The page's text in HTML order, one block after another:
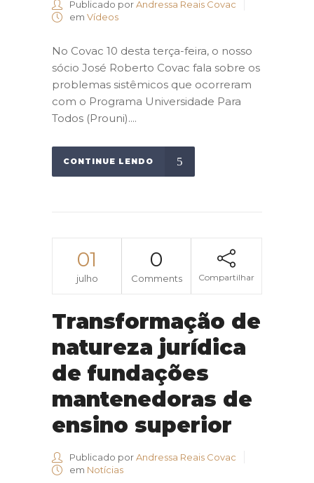
Publicado porAndressa Reais Covac
em Vídeos
No Covac 10 desta terça-feira, o nosso
sócio José Roberto Covac fala sobre os
problemas sistêmicos que ocorreram
com o Programa Universidade Para
Todos (Prouni)....
CONTINUE LENDO
01
julho
0
Comments Compartilhar
Transformação de
natureza jurídica
de fundações
mantenedoras de
ensino superior
Publicado porAndressa Reais Covac
em Notícias